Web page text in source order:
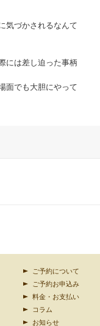
気づかされるなんて
には差し迫った事柄
面でも大胆にやって
ご予約について
ご予約お申込み
料金・お支払い
コラム
お知らせ